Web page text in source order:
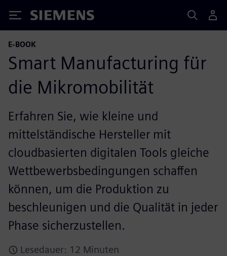
Siemens
E-BOOK
Smart Manufacturing für
die Mikromobilität
Erfahren Sie, wie kleine und
mittelständische Hersteller mit
cloudbasierten digitalen Tools gleiche
Wettbewerbsbedingungen schaffen
können, um die Produktion zu
beschleunigen und die Qualität in jeder
Phase sicherzustellen.
Lesedauer: 12 Minuten